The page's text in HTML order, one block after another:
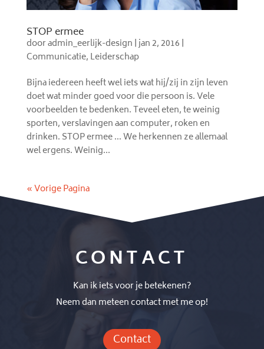
STOP ermee
dooradmin_eerlijk-design |jan 2, 2016 |
Communicatie, Leiderschap
Bijna iedereen heeft wel iets wat hij/zij in zijn leven
doet wat minder goed voor die persoon is. Vele
voorbeelden te bedenken. Teveel eten, te weinig
sporten, verslavingen aan computer, roken en
drinken. STOP ermee … We herkennen ze allemaal
wel ergens. Weinig...
« Vorige Pagina
CONTACT
Kan ik iets voor je betekenen?
Neem dan meteen contact met me op!
Contact